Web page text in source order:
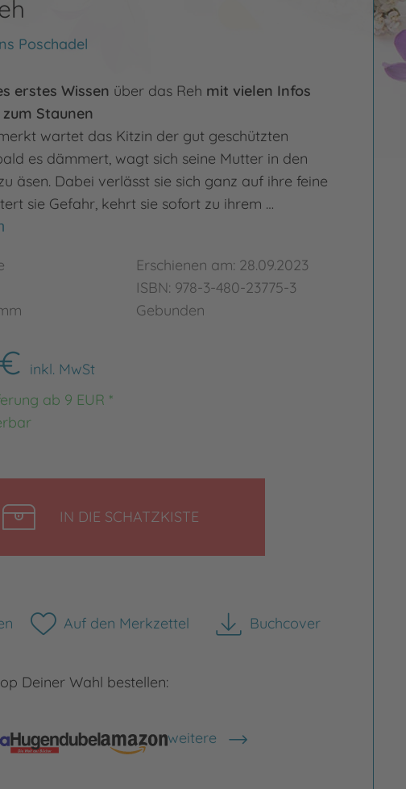
Bild vergrößern
Poschadel
erstes Wissen über das Reh mit vielen Infos
Staunen
wartet das Kitzin der gut geschützten
es dämmert, wagt sich seine Mutter in den
äsen. Dabei verlässt sie sich ganz auf ihre feine
sie Gefahr, kehrt sie sofort zu ihrem …
Erschienen am: 28.09.2023
ISBN: 978-3-480-23775-3
Gebunden
inkl. MwSt
ab 9 EUR *
IN DIE SCHATZKISTE
Auf den Merkzettel Buchcover
herunterladen
Deiner Wahl bestellen:
weitere
Shops anzeigen